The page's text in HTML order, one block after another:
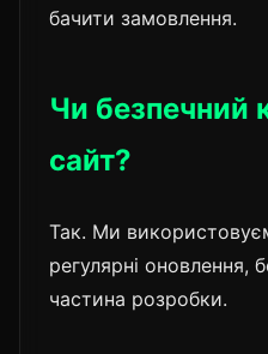
бачити замовлення.
Чи безпечний
сайт?
Так. Ми
регулярні оновлення,
частина розробки.